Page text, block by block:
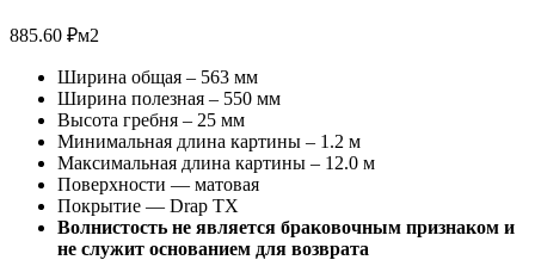
885.60 ₽м2
Ширина общая – 563 мм
Ширина полезная – 550 мм
Высота гребня – 25 мм
Минимальная длина картины – 1.2 м
Максимальная длина картины – 12.0 м
Поверхности — матовая
Покрытие — Drap TX
Волнистость не является браковочным признаком и
не служит основанием для возврата